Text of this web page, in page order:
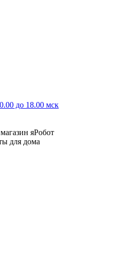
до 18.00 мск
яРобот
для дома